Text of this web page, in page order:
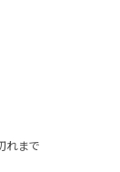
れまで